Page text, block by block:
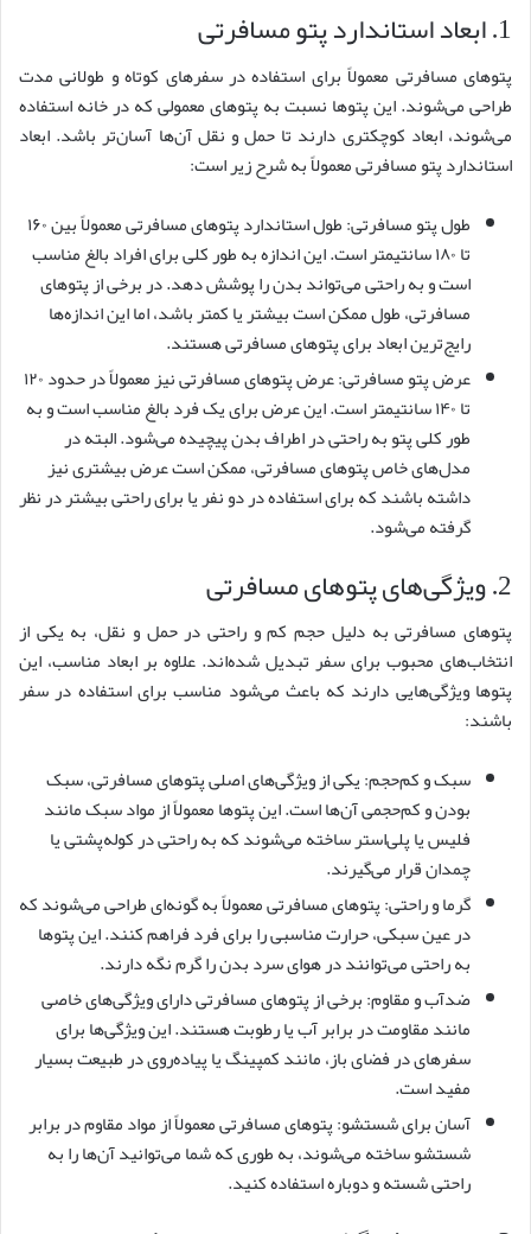
1. ابعاد استاندارد پتو مسافرتی
پتوهای مسافرتی معمولاً برای استفاده در سفرهای کوتاه و طولانی مدت
طراحی می‌شوند. این پتوها نسبت به پتوهای معمولی که در خانه استفاده
می‌شوند، ابعاد کوچکتری دارند تا حمل و نقل آن‌ها آسان‌تر باشد. ابعاد
استاندارد پتو مسافرتی معمولاً به شرح زیر است:
طول پتو مسافرتی: طول استاندارد پتوهای مسافرتی معمولاً بین ۱۶۰
تا ۱۸۰ سانتیمتر است. این اندازه به طور کلی برای افراد بالغ مناسب
است و به راحتی می‌تواند بدن را پوشش دهد. در برخی از پتوهای
مسافرتی، طول ممکن است بیشتر یا کمتر باشد، اما این اندازه‌ها
رایج‌ترین ابعاد برای پتوهای مسافرتی هستند.
عرض پتو مسافرتی: عرض پتوهای مسافرتی نیز معمولاً در حدود ۱۲۰
تا ۱۴۰ سانتیمتر است. این عرض برای یک فرد بالغ مناسب است و به
طور کلی پتو به راحتی در اطراف بدن پیچیده می‌شود. البته در
مدل‌های خاص پتوهای مسافرتی، ممکن است عرض بیشتری نیز
داشته باشند که برای استفاده در دو نفر یا برای راحتی بیشتر در نظر
گرفته می‌شود.
2. ویژگی‌های پتوهای مسافرتی
پتوهای مسافرتی به دلیل حجم کم و راحتی در حمل و نقل، به یکی از
انتخاب‌های محبوب برای سفر تبدیل شده‌اند. علاوه بر ابعاد مناسب، این
پتوها ویژگی‌هایی دارند که باعث می‌شود مناسب برای استفاده در سفر
باشند:
سبک و کم‌حجم: یکی از ویژگی‌های اصلی پتوهای مسافرتی، سبک
بودن و کم‌حجمی آن‌ها است. این پتوها معمولاً از مواد سبک مانند
فلیس یا پلی‌استر ساخته می‌شوند که به راحتی در کوله‌پشتی یا
چمدان قرار می‌گیرند.
گرما و راحتی: پتوهای مسافرتی معمولاً به گونه‌ای طراحی می‌شوند که
در عین سبکی، حرارت مناسبی را برای فرد فراهم کنند. این پتوها
به راحتی می‌توانند در هوای سرد بدن را گرم نگه دارند.
ضدآب و مقاوم: برخی از پتوهای مسافرتی دارای ویژگی‌های خاصی
مانند مقاومت در برابر آب یا رطوبت هستند. این ویژگی‌ها برای
سفرهای در فضای باز، مانند کمپینگ یا پیاده‌روی در طبیعت بسیار
مفید است.
آسان برای شستشو: پتوهای مسافرتی معمولاً از مواد مقاوم در برابر
شستشو ساخته می‌شوند، به طوری که شما می‌توانید آن‌ها را به
راحتی شسته و دوباره استفاده کنید.